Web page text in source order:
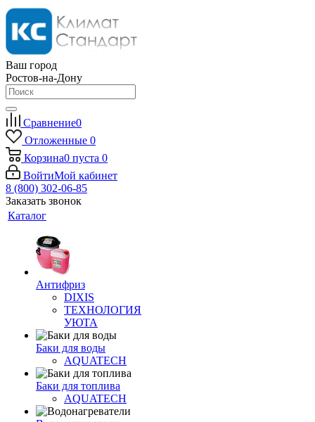
Ваш город
Ростов-на-Дону
Сравнение0
Отложенные 0
Корзина0 пуста 0
ВойтиМой кабинет
8 (800) 302-06-85
Заказать звонок
Каталог
Антифриз
DIXIS
ТЕХНОЛОГИЯ
УЮТА
Баки для воды
AQUATECH
Баки для топлива
AQUATECH